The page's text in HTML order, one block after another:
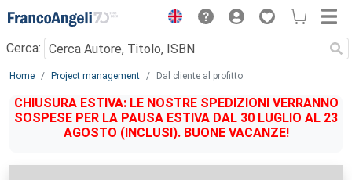
Menu
Cerca:
Main content
Home Project management Dal cliente al profitto
CHIUSURA ESTIVA: LE NOSTRE SPEDIZIONI VERRANNO
SOSPESE PER LA PAUSA ESTIVA DAL 30 LUGLIO AL 23
AGOSTO (INCLUSI). BUONE VACANZE!